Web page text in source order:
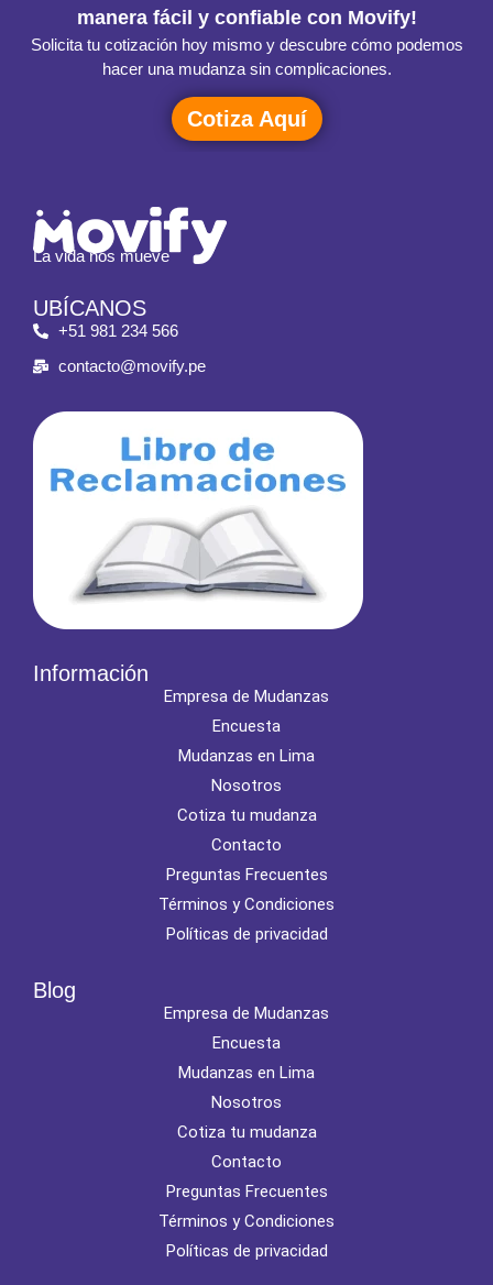
manera fácil y confiable con Movify!
Solicita tu cotización hoy mismo y descubre cómo podemos
hacer una mudanza sin complicaciones.
Cotiza Aquí
La vida nos mueve
UBÍCANOS
+51 981 234 566
contacto@movify.pe
Información
Empresa de Mudanzas
Encuesta
Mudanzas en Lima
Nosotros
Cotiza tu mudanza
Contacto
Preguntas Frecuentes
Términos y Condiciones
Políticas de privacidad
Blog
Empresa de Mudanzas
Encuesta
Mudanzas en Lima
Nosotros
Cotiza tu mudanza
Contacto
Preguntas Frecuentes
Términos y Condiciones
Políticas de privacidad